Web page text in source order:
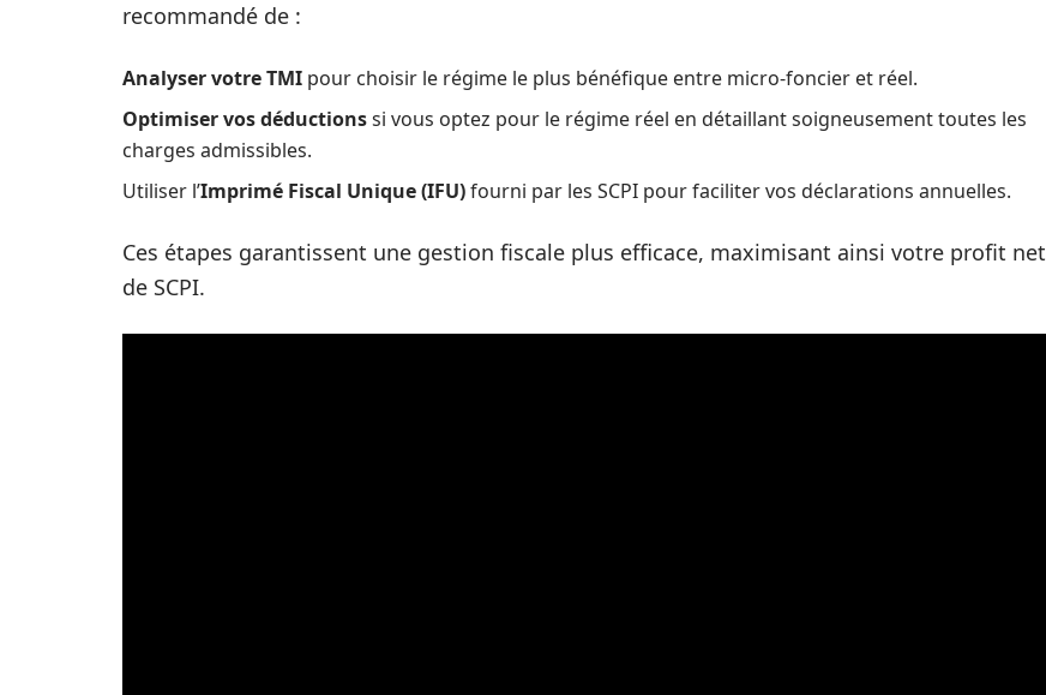
recommandé de :
Analyser votre TMI pour choisir le régime le plus bénéfique entre micro-foncier et réel.
Optimiser vos déductionssi vous optez pour le régime réel en détaillant soigneusement toutes les
charges admissibles.
Utiliser l’Imprimé Fiscal Unique (IFU)fourni par les SCPI pour faciliter vos déclarations annuelles.
Ces étapes garantissent une gestion fiscale plus efficace, maximisant ainsi votre profit net
de SCPI.